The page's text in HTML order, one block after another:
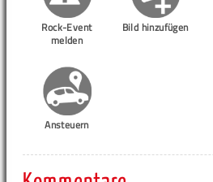
Rock-Event
melden
Bild hinzufügen
Ansteuern